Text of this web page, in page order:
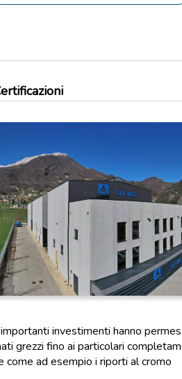
investimenti hanno
grezzi fino ai particolari
come ad esempio i riporti al cromo